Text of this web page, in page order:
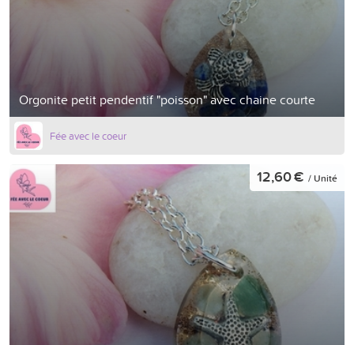
Orgonite petit pendentif "poisson" avec chaine courte
Fée avec le coeur
12,60 € / Unité